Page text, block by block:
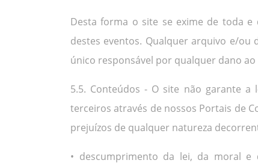
Desta forma o site se exime de toda
destes eventos. Qualquer arquivo e/
único responsável por qualquer dano
5.5. Conteúdos - O site não garante a
terceiros através de nossos Portais de
prejuízos de qualquer natureza
• descumprimento da lei, da moral e